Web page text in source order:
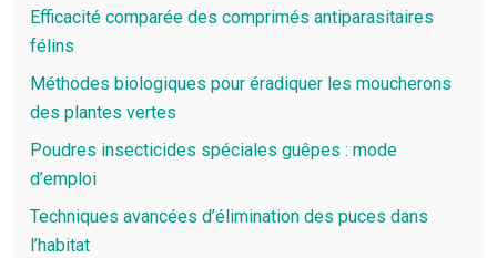
Efficacité comparée des comprimés antiparasitaires
félins
Méthodes biologiques pour éradiquer les moucherons
des plantes vertes
Poudres insecticides spéciales guêpes : mode
d’emploi
Techniques avancées d’élimination des puces dans
l’habitat